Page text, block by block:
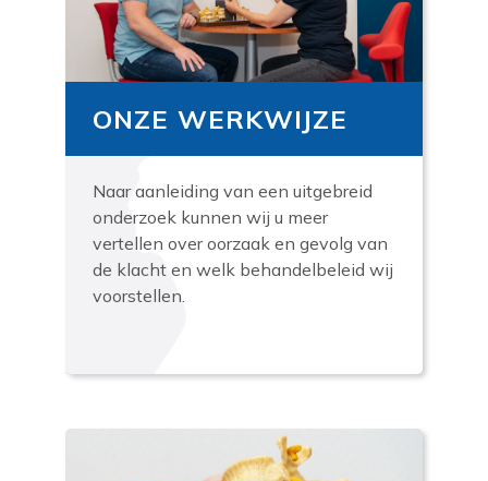
ONZE WERKWIJZE
Naar aanleiding van een uitgebreid
onderzoek kunnen wij u meer
vertellen over oorzaak en gevolg van
de klacht en welk behandelbeleid wij
voorstellen.